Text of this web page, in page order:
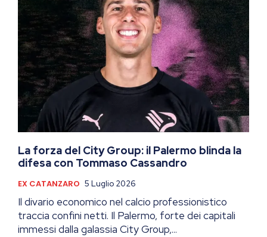
La forza del City Group: il Palermo blinda la
difesa con Tommaso Cassandro
EX CATANZARO 5 Luglio 2026
Il divario economico nel calcio professionistico
traccia confini netti. Il Palermo, forte dei capitali
immessi dalla galassia City Group,...